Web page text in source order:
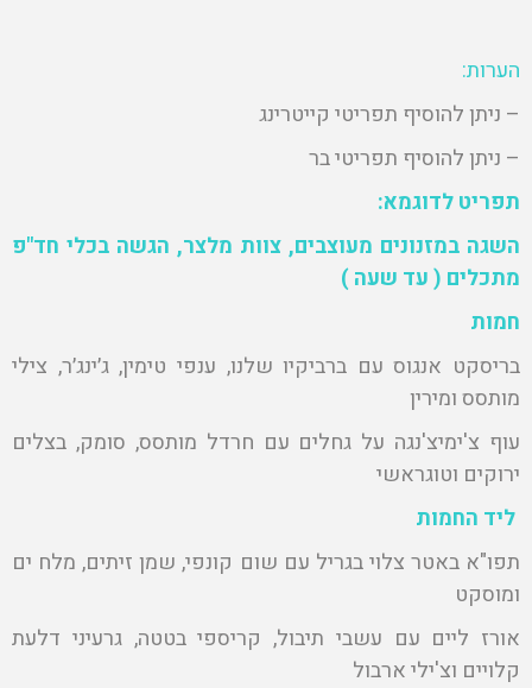
הערות:
– ניתן להוסיף תפריטי קייטרינג
– ניתן להוסיף תפריטי בר
תפריט לדוגמא:
השגה במזנונים מעוצבים, צוות מלצר, הגשה בכלי חד"פ
מתכלים ( עד שעה )
חמות
בריסקט אנגוס עם ברביקיו שלנו, ענפי טימין, ג׳ינג׳ר, צילי
מותסס ומירין
עוף צ'ימיצ'נגה על גחלים עם חרדל מותסס, סומק, בצלים
ירוקים וטוגראשי
ליד החמות
תפו"א באטר צלוי בגריל עם שום קונפי, שמן זיתים, מלח ים
ומוסקט
אורז ליים עם עשבי תיבול, קריספי בטטה, גרעיני דלעת
קלויים וצ'ילי ארבול